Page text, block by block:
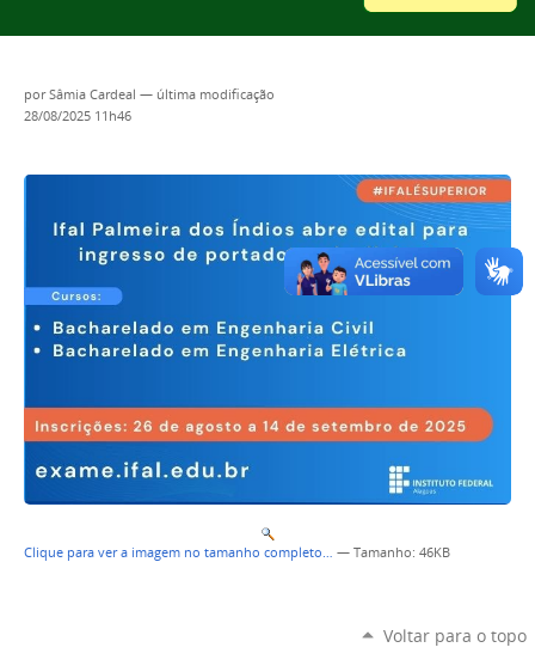
porSâmia Cardeal — última modificação
28/08/2025 11h46
Clique para ver a imagem no tamanho completo… — Tamanho: 46KB
Voltar para o topo